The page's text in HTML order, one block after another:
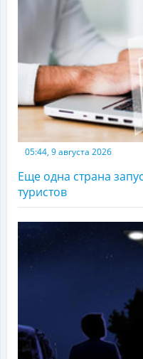
05:44, 9 августа 2026
Еще одна страна
туристов